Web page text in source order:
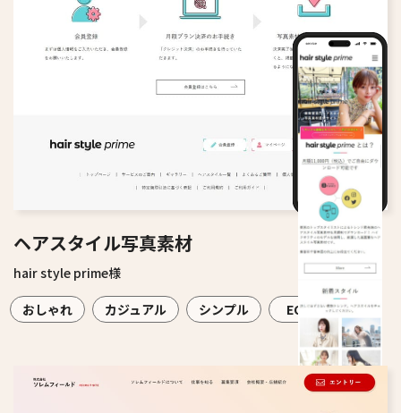
ヘアスタイル写真素材
hair style prime様
おしゃれ カジュアル シンプル EC